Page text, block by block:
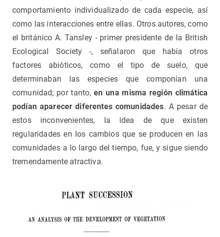
comportamiento individualizado de cada especie, así
como las interacciones entre ellas. Otros autores, como
el británico A. Tansley - primer presidente de la British
Ecological Society -, señalaron que había otros
factores abióticos, como el tipo de suelo, que
determinaban las especies que componían una
comunidad; por tanto,en una misma región climática
podían aparecer diferentes comunidades. A pesar de
estos inconvenientes, la idea de que existen
regularidades en los cambios que se producen en las
comunidades a lo largo del tiempo, fue, y sigue siendo
tremendamente atractiva.